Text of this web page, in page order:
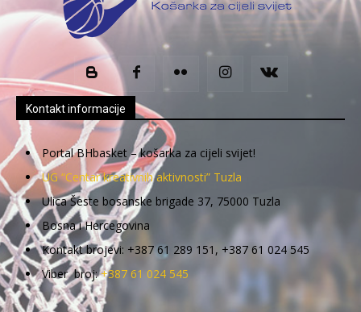
Kontakt informacije
Portal BHbasket – košarka za cijeli svijet!
UG “Centar kreativnih aktivnosti” Tuzla
Ulica Šeste bosanske brigade 37, 75000 Tuzla
Bosna i Hercegovina
Kontakt brojevi: +387 61 289 151, +387 61 024 545
Viber broj:+387 61 024 545